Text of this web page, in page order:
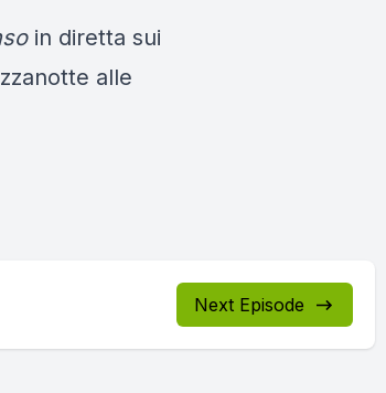
in diretta sui
alle
Next Episode